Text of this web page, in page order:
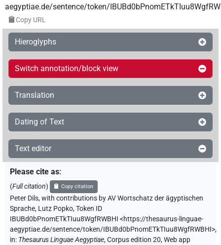
aegyptiae.de/sentence/token/
Copy URL
Hieroglyphs
Switch annotation/block view
Translation
Dating of Text
Text editor
Please cite as:
(Full citation) Copy citation
Peter Dils,with contributions byAV Wortschatz der ägyptischen
Sprache, Lutz Popko,Token ID
IBUBd0bPnomETkTIuu8WgfRWBHI <https://thesaurus-linguae-
aegyptiae.de/sentence/token/IBUBd0bPnomETkTIuu8WgfRWBHI>,
in: Thesaurus Linguae Aegyptiae,Corpus edition 20, Web app